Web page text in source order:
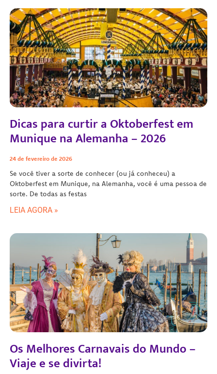
Dicas para curtir a Oktoberfest em
Munique na Alemanha – 2026
24 de fevereiro de 2026
Se você tiver a sorte de conhecer (ou já conheceu) a
Oktoberfest em Munique, na Alemanha, você é uma pessoa de
sorte. De todas as festas
LEIA AGORA »
Os Melhores Carnavais do Mundo –
Viaje e se divirta!